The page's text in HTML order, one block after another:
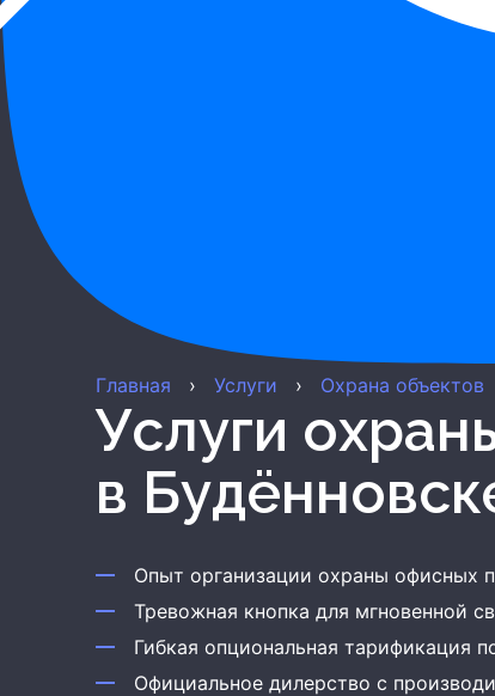
Главная › Услуги › Охрана объектов
Услуги
в
Опыт организации охраны офисных
Тревожная кнопка для мгновенной
Гибкая опциональная тарификация
Официальное дилерство с